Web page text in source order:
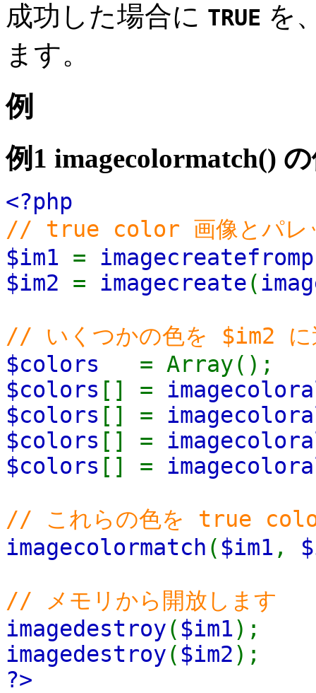
成功した場合に TRUE を
ます。
例
例1 imagecolormatch()
<?php
// true color 画像とパレッ
$im1 =
$im2 = imagecreate(
// いくつかの色を $im2 に
$colors = Array();
$colors [] =
$colors [] =
$colors [] =
$colors [] =
// これらの色を true
imagecolormatch ( $im1 ,
// メモリから開放します
imagedestroy( $im1);
imagedestroy( $im2);
?>